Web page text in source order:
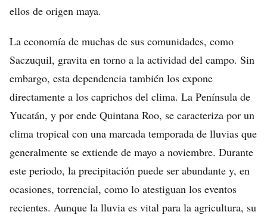
ellos de origen maya.
La economía de muchas de sus comunidades, como
Saczuquil, gravita en torno a la actividad del campo. Sin
embargo, esta dependencia también los expone
directamente a los caprichos del clima. La Península de
Yucatán, y por ende Quintana Roo, se caracteriza por un
clima tropical con una marcada temporada de lluvias que
generalmente se extiende de mayo a noviembre. Durante
este periodo, la precipitación puede ser abundante y, en
ocasiones, torrencial, como lo atestiguan los eventos
recientes. Aunque la lluvia es vital para la agricultura, su